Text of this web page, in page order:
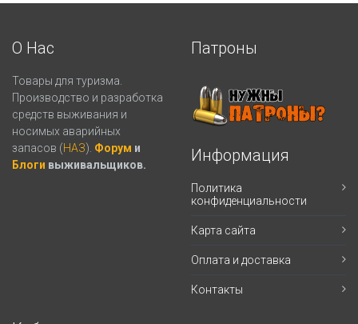
О Нас
Товары для туризма.
Производство и разработка
средств выживания и
носимых аварийных
запасов (НАЗ). Форум и
Блоги выживальщиков.
Патроны
Информация
Политика
конфиденциальности
Карта сайта
Оплата и доставка
Контакты